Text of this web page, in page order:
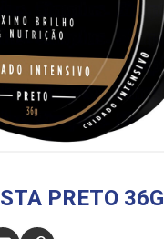
PRETO 36G